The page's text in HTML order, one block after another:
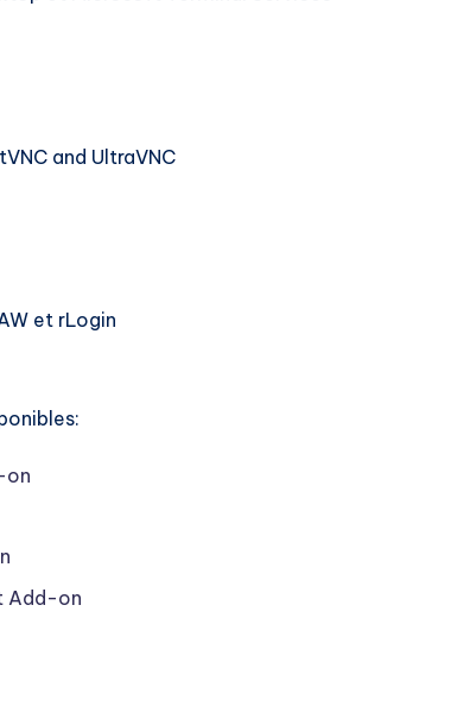
and UltraVNC
et rLogin
on
Add-on